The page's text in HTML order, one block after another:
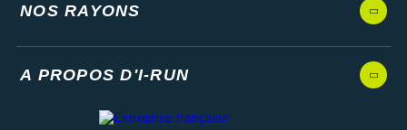
NOS RAYONS
A PROPOS D'I-RUN